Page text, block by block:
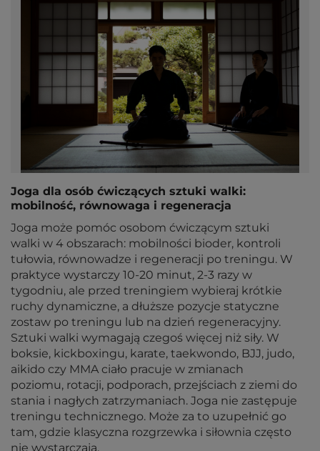
Joga dla osób ćwiczących sztuki walki:
mobilność, równowaga i regeneracja
Joga może pomóc osobom ćwiczącym sztuki
walki w 4 obszarach: mobilności bioder, kontroli
tułowia, równowadze i regeneracji po treningu. W
praktyce wystarczy 10-20 minut, 2-3 razy w
tygodniu, ale przed treningiem wybieraj krótkie
ruchy dynamiczne, a dłuższe pozycje statyczne
zostaw po treningu lub na dzień regeneracyjny.
Sztuki walki wymagają czegoś więcej niż siły. W
boksie, kickboxingu, karate, taekwondo, BJJ, judo,
aikido czy MMA ciało pracuje w zmianach
poziomu, rotacji, podporach, przejściach z ziemi do
stania i nagłych zatrzymaniach. Joga nie zastępuje
treningu technicznego. Może za to uzupełnić go
tam, gdzie klasyczna rozgrzewka i siłownia często
nie wystarczają.